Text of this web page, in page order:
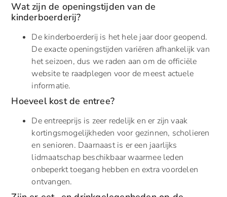
Wat zijn de openingstijden van de
kinderboerderij?
De kinderboerderij is het hele jaar door geopend.
De exacte openingstijden variëren afhankelijk van
het seizoen, dus we raden aan om de officiële
website te raadplegen voor de meest actuele
informatie.
Hoeveel kost de entree?
De entreeprijs is zeer redelijk en er zijn vaak
kortingsmogelijkheden voor gezinnen, scholieren
en senioren. Daarnaast is er een jaarlijks
lidmaatschap beschikbaar waarmee leden
onbeperkt toegang hebben en extra voordelen
ontvangen.